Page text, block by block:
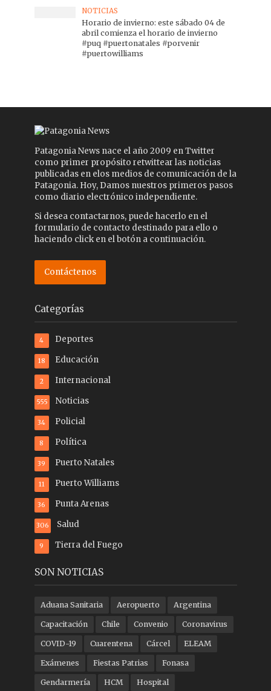
NOTICIAS
Horario de invierno: este sábado 04 de
abril comienza el horario de invierno
#puq #puertonatales #porvenir
#puertowilliams
Patagonia News nace el año 2009 en Twitter
como primer propósito retwittear las noticias
publicadas en elos medios de comunicación de la
Patagonia. Hoy, Damos nuestros primeros pasos
como diario electrónico independiente.
Si desea contactarnos, puede hacerlo en el
formulario de contacto destinado para ello o
haciendo click en el botón a continuación.
Contáctenos
Categorías
Deportes
4
Educación
18
Internacional
2
Noticias
555
Policial
34
Política
8
Puerto Natales
39
Puerto Williams
11
Punta Arenas
36
Salud
306
Tierra del Fuego
9
SON NOTICIAS
Aduana Sanitaria Aeropuerto Argentina
Capacitación Chile Convenio Coronavirus
COVID-19 Cuarentena Cárcel ELEAM
Exámenes Fiestas Patrias Fonasa
Gendarmería HCM Hospital